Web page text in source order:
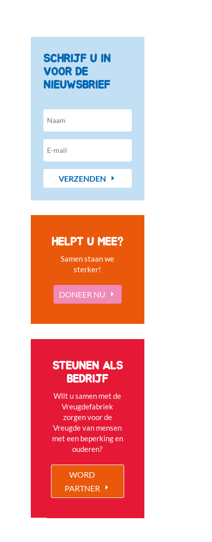
SCHRIJF U IN
VOOR DE
NIEUWSBRIEF
VERZENDEN
HELPT U MEE?
Samen staan we
sterker!
DONEER NU
STEUNEN ALS
BEDRIJF
Wilt u samen met de
Vreugdefabriek
zorgen voor de
Vreugde van mensen
met een beperking en
ouderen?
WORD
PARTNER